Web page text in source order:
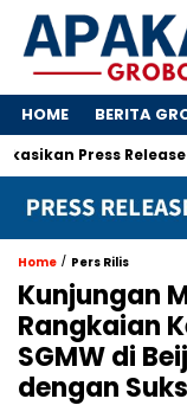
HOME BERITA
Release Anda!
Home / Pers Rilis
Kunjungan
Rangkaian
SGMW di
dengan